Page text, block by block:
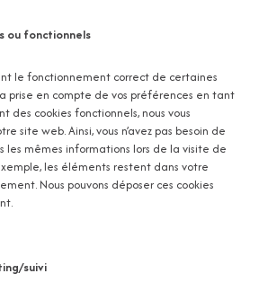
ou fonctionnels
le fonctionnement correct de certaines
prise en compte de vos préférences en tant
des cookies fonctionnels, nous vous
site web. Ainsi, vous n’avez pas besoin de
les mêmes informations lors de la visite de
les éléments restent dans votre
Nous pouvons déposer ces cookies
suivi